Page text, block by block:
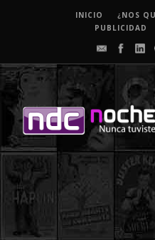
INICIO
¿NOS
PUBLICIDAD